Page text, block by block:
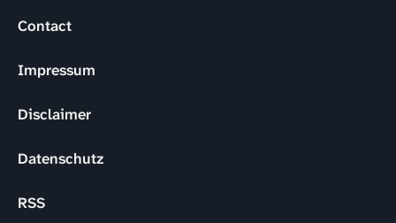
Contact
Impressum
Disclaimer
Datenschutz
RSS